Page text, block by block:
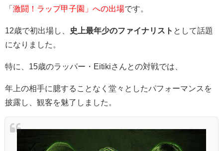
「 激闘！ラップ甲子園」への出場です。
12歳で初出場し、 史上最年少のファイナリスト として話題
になりました。
特に、15歳のラッパー・Eitikiさんとの対戦では、
年上の相手に臆することなく堂々としたパフォーマンスを
披露し、観客を魅了しました。